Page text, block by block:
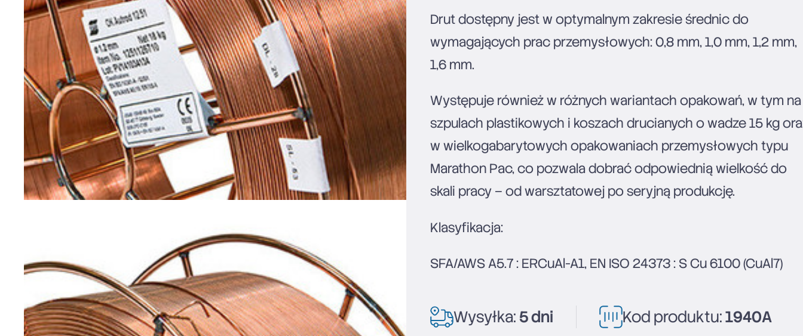
Drut dostępny jest w optymalnym zakresie średnic do
wymagających prac przemysłowych: 0,8 mm, 1,0 mm, 1,2 mm,
1,6 mm.
Występuje również w różnych wariantach opakowań, w tym na
szpulach plastikowych i koszach drucianych o wadze 15 kg
w wielkogabarytowych opakowaniach przemysłowych typu
Marathon Pac, co pozwala dobrać odpowiednią wielkość do
skali pracy – od warsztatowej po seryjną produkcję.
Klasyfikacja:
SFA/AWS A5.7 : ERCuAl-A1, EN ISO 24373 : S Cu 6100 (CuAl7)
Wysyłka: 5 dni Kod produktu:1940A